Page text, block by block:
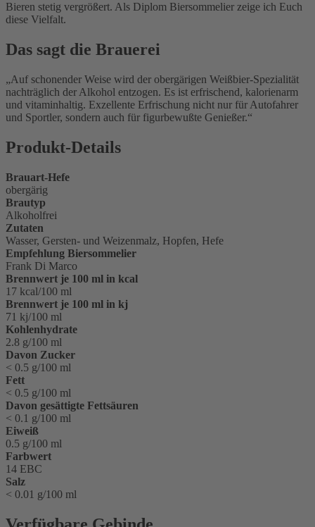
Bieren stetig vergrößert. Als Diplom Biersommelier zeige ich Euch
diese Vielfalt.
Das sagt die Brauerei
Auf schonender Weise wird der obergärigen Weißbier-Spezialität
nachträglich der Alkohol entzogen. Es ist erfrischend, kalorienarm
und vitaminhaltig. Exzellente Erfrischung nicht nur für Autofahrer
und Sportler, sondern auch für figurbewußte Genießer.
Produkt-Details
Brauart-Hefe
obergärig
Brautyp
Alkoholfrei
Zutaten
Wasser, Gersten- und Weizenmalz, Hopfen, Hefe
Empfehlung Biersommelier
Frank Di Marco
Brennwert je 100 ml in kcal
17 kcal/100 ml
Brennwert je 100 ml in kj
71 kj/100 ml
Kohlenhydrate
2.8 g/100 ml
Davon Zucker
< 0.5 g/100 ml
Fett
< 0.5 g/100 ml
Davon gesättigte Fettsäuren
< 0.1 g/100 ml
Eiweiß
0.5 g/100 ml
Farbwert
14 EBC
Salz
< 0.01 g/100 ml